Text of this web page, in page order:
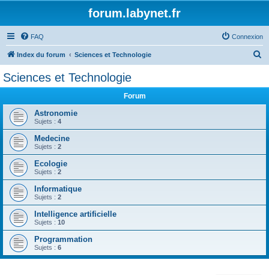
forum.labynet.fr
FAQ Connexion
Index du forum Sciences et Technologie
h
Sciences et Technologie
Forum
Astronomie
Sujets : 4
Medecine
Sujets : 2
Ecologie
Sujets : 2
Informatique
Sujets : 2
Intelligence artificielle
Sujets : 10
Programmation
Sujets : 6